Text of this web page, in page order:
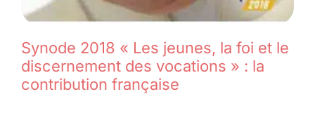
Synode 2018 « Les jeunes, la foi et le
discernement des vocations » : la
contribution française